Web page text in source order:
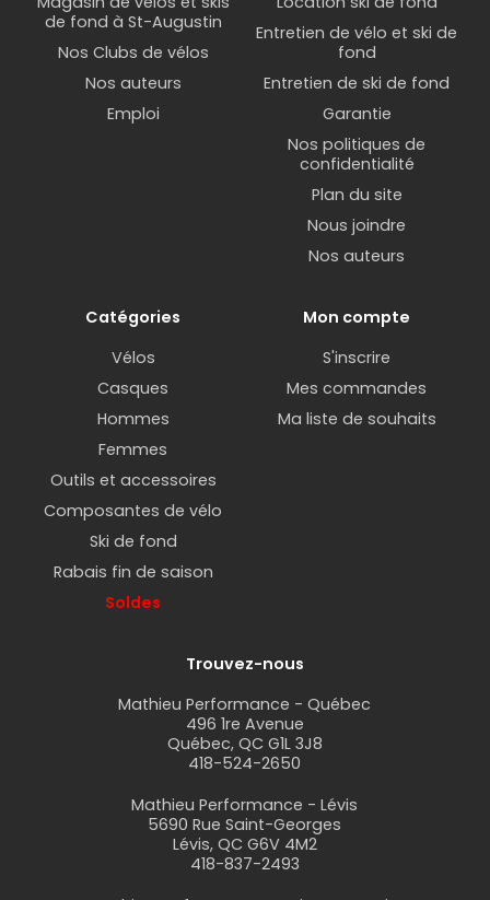
de fond à St-Augustin
Nos Clubs de vélos
Nos auteurs
Emploi
Entretien de vélo et ski de
fond
Entretien de ski de fond
Garantie
Nos politiques de
confidentialité
Plan du site
Nous joindre
Nos auteurs
Catégories
Vélos
Casques
Hommes
Femmes
Outils et accessoires
Composantes de vélo
Ski de fond
Rabais fin de saison
Soldes
Mon compte
S'inscrire
Mes commandes
Ma liste de souhaits
Trouvez-nous
Mathieu Performance - Québec
496 1re Avenue
Québec, QC G1L 3J8
418-524-2650
Mathieu Performance - Lévis
5690 Rue Saint-Georges
Lévis, QC G6V 4M2
418-837-2493